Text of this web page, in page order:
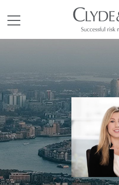
空
业与咨询
商业
公司
企业
议解决
环境
基础
候变化
Code
& Co Newton - 解锁智
罗
普敦
累斯萨拉姆
谷
京
里斯班
拉加斯
西哥城
约热内卢
布扎比
罗
哈
特兰大
士顿
尔加里
伯丁
尔法斯特
明翰
目录
其礼律所事务所